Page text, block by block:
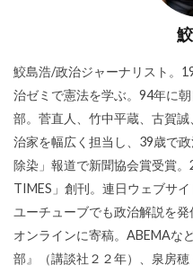
鮫島浩/政治ジャーナリスト。
治ゼミで憲法を学ぶ。94年に
部。菅直人、竹中平蔵、古賀
治家を幅広く担当し、39歳で
除染」報道で新聞協会賞受賞
TIMES」創刊。連日ウェブサ
ユーチューブでも政治解説を
オンラインに寄稿。ABEMAな
部』（講談社２２年）、泉房